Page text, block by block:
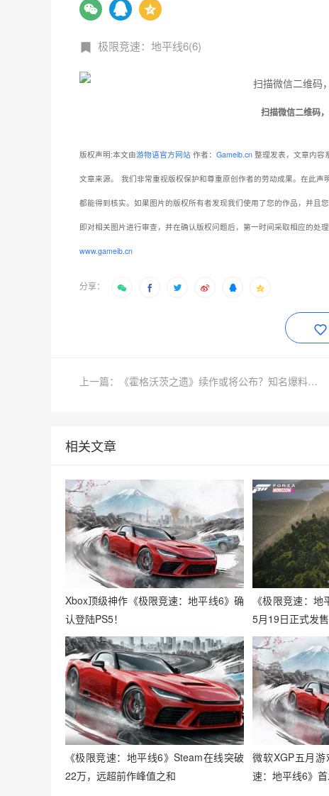
极限竞速：地平线6(6)
扫描微信二维码
版权声明:本文由游物语官方网站 作者： Gameib.cn 整理发表，文章内容
文章来源。 我们非常重视版权保护和尊重原创作者的劳动成果。在此
都能得到核实。如果图片的版权所有者发现我们使用了您的作品，并且
即对相关图片进行审查，并在确认版权问题后，第一时间采取相应的处
www.gameib.cn
分享：
上一篇：《霍格沃茨之遗》续作或将公布？知名爆料人暗示
相关文章
Xbox顶级神作《极限竞速：地平线6》确
认登陆PS5！
《极限竞速：地
5月19日正式发售
《极限竞速：地平线6》Steam在线突破
22万，远超前作峰值之和
微软XGP五月
速：地平线6》